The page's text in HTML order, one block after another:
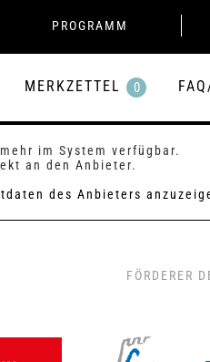
PROGRAMM
MERKZETTEL 0
im System verfügbar.
an den Anbieter.
des Anbieters
FÖRDERER